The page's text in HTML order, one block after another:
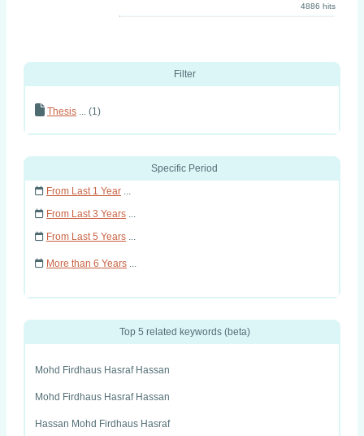
4886 hits
Filter
Thesis ... (1)
Specific Period
From Last 1 Year ...
From Last 3 Years ...
From Last 5 Years ...
More than 6 Years ...
Top 5 related keywords (beta)
Mohd Firdhaus Hasraf Hassan
Mohd Firdhaus Hasraf Hassan
Hassan Mohd Firdhaus Hasraf